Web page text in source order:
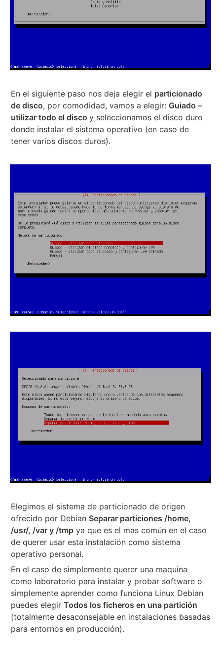
En el siguiente paso nos deja elegir el particionado
de disco, por comodidad, vamos a elegir: Guiado –
utilizar todo el disco y seleccionamos el disco duro
donde instalar el sistema operativo (en caso de
tener varios discos duros).
Elegimos el sistema de particionado de origen
ofrecido por Debian Separar particiones /home,
/usr/, /var y /tmp ya que es el mas común en el caso
de querer usar esta instalación como sistema
operativo personal.
En el caso de simplemente querer una maquina
como laboratorio para instalar y probar software o
simplemente aprender como funciona Linux Debian
puedes elegir Todos los ficheros en una partición
(totalmente desaconsejable en instalaciones basadas
para entornos en producción).